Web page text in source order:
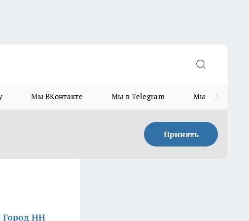
Мы ВКонтакте Мы в Telegram Мы в MAX
Принять
Город НН